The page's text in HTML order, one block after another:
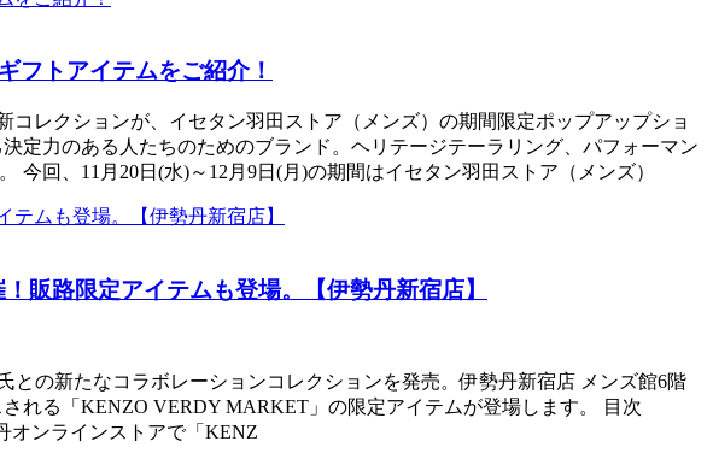
フトアイテムをご紹介！
レクションが、イセタン羽田ストア（メンズ）の期間限定ポップアップショ
定力のある人たちのためのブランド。ヘリテージテーラリング、パフォーマン
回、11月20日(水)～12月9日(月)の期間はイセタン羽田ストア（メンズ）
販路限定アイテムも登場。【伊勢丹新宿店】
の新たなコラボレーションコレクションを発売。伊勢丹新宿店 メンズ館6階
れる「KENZO VERDY MARKET」の限定アイテムが登場します。 目次
ンラインストアで「KENZ